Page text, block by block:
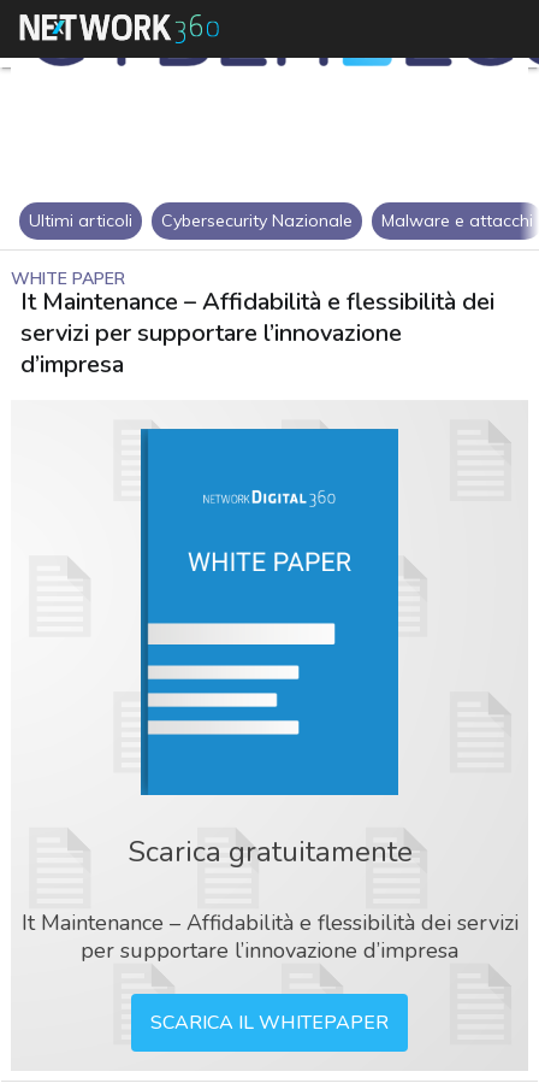
Ultimi articoli Cybersecurity Nazionale Malware e attacchi
WHITE PAPER
It Maintenance – Affidabilità e flessibilità dei
servizi per supportare l’innovazione
d’impresa
Scarica gratuitamente
It Maintenance – Affidabilità e flessibilità dei servizi
per supportare l’innovazione d’impresa
SCARICA IL WHITEPAPER